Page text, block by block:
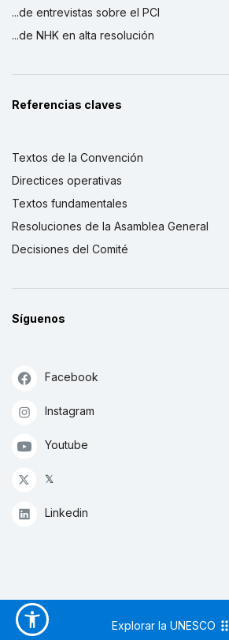
...de entrevistas sobre el PCI
...de NHK en alta resolución
Referencias claves
Textos de la Convención
Directices operativas
Textos fundamentales
Resoluciones de la Asamblea General
Decisiones del Comité
Síguenos
Facebook
Instagram
Youtube
𝕏
Linkedin
Explorar la UNESCO